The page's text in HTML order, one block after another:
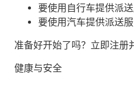
要使用自行车提供派
要使用汽车提供派送
准备好开始了吗？立即注册
健康与安全